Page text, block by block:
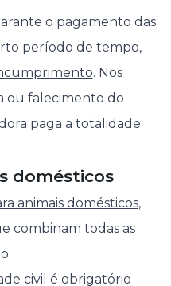
o pagamento das
período de tempo,
. Nos
ou falecimento do
paga a totalidade
domésticos
animais domésticos,
combinam todas as
civil é obrigatório